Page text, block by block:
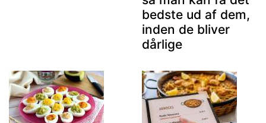
bedste ud af dem,
inden de bliver
dårlige